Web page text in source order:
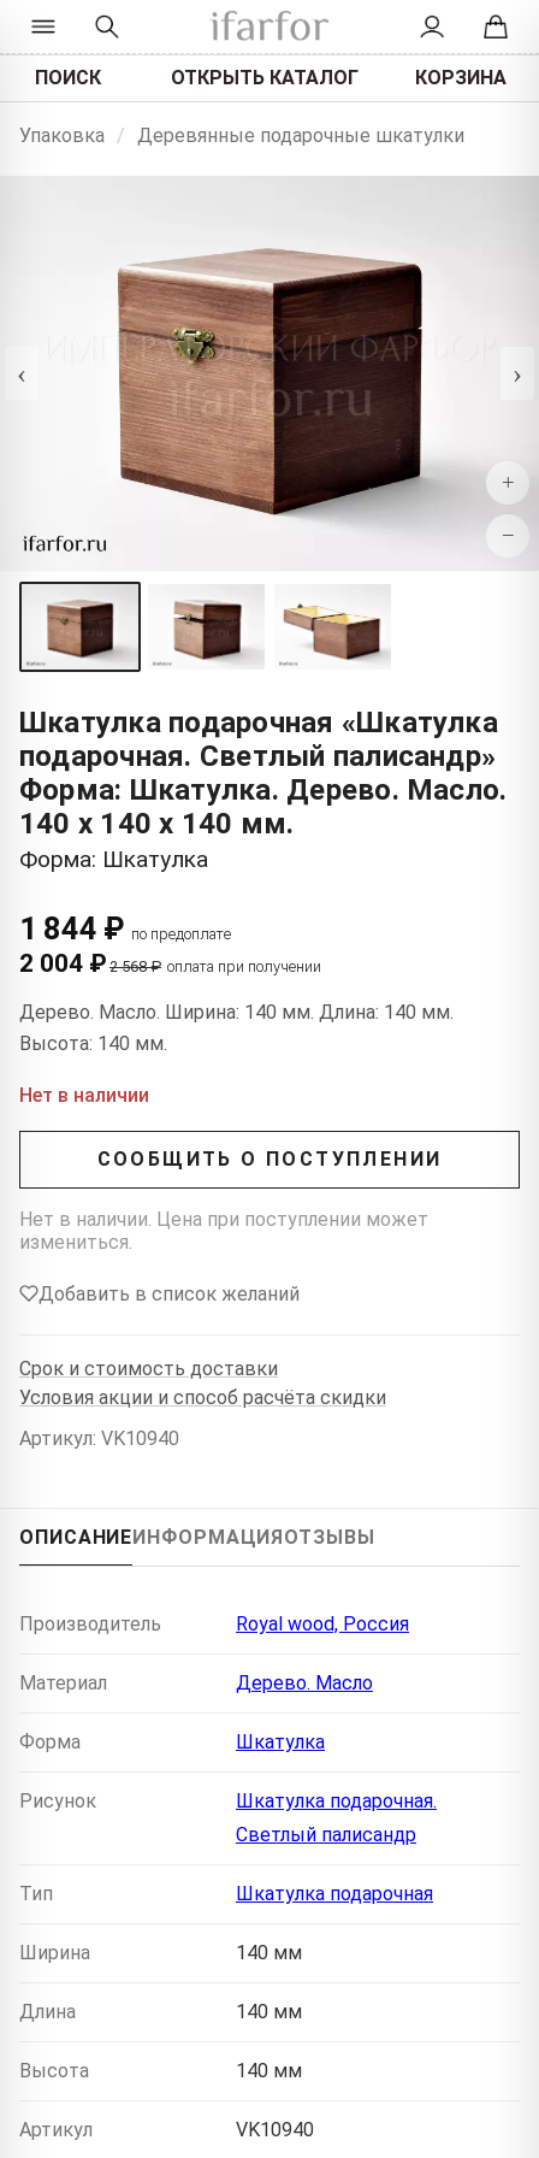
ПОИСК ОТКРЫТЬ КАТАЛОГ КОРЗИНА
Упаковка / Деревянные подарочные шкатулки
‹ ›
+
−
Шкатулка подарочная «Шкатулка
подарочная. Светлый палисандр»
Форма: Шкатулка. Дерево. Масло.
140 x 140 x 140 мм.
Форма: Шкатулка
1 844 ₽ по предоплате
2 004 ₽ 2 568 ₽ оплата при получении
Дерево. Масло. Ширина: 140 мм. Длина: 140 мм.
Высота: 140 мм.
Нет в наличии
СООБЩИТЬ О ПОСТУПЛЕНИИ
Нет в наличии. Цена при поступлении может
измениться.
Добавить в список желаний
Срок и стоимость доставки
Условия акции и способ расчёта скидки
Артикул: VK10940
ОПИСАНИЕИНФОРМАЦИЯОТЗЫВЫ
Производитель Royal wood, Россия
Материал Дерево. Масло
Форма Шкатулка
Рисунок
Шкатулка подарочная.
Светлый палисандр
Тип Шкатулка подарочная
Ширина 140 мм
Длина 140 мм
Высота 140 мм
Артикул VK10940